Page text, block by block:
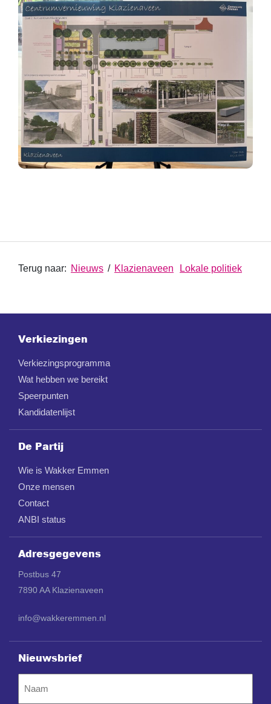
Terug naar: Nieuws / Klazienaveen Lokale politiek
Verkiezingen
Verkiezingsprogramma
Wat hebben we bereikt
Speerpunten
Kandidatenlijst
De Partij
Wie is Wakker Emmen
Onze mensen
Contact
ANBI status
Adresgegevens
Postbus 47
7890 AA Klazienaveen
info@wakkeremmen.nl
Nieuwsbrief